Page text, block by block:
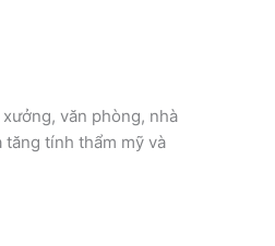
văn phòng, nhà
tăng tính thẩm mỹ và